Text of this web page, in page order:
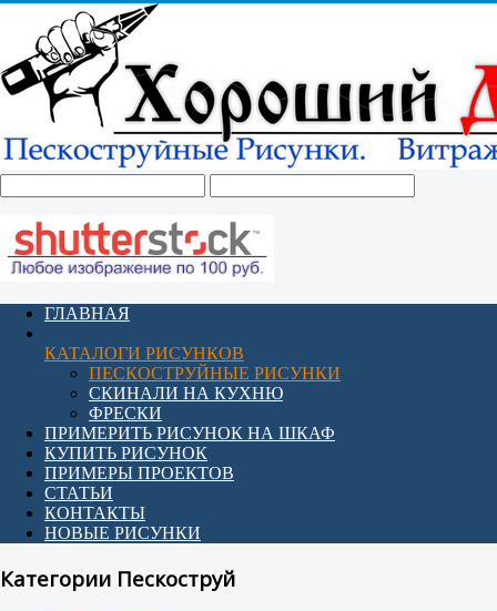
ГЛАВНАЯ
КАТАЛОГИ РИСУНКОВ
ПЕСКОСТРУЙНЫЕ РИСУНКИ
СКИНАЛИ НА КУХНЮ
ФРЕСКИ
ПРИМЕРИТЬ РИСУНОК НА ШКАФ
КУПИТЬ РИСУНОК
ПРИМЕРЫ ПРОЕКТОВ
СТАТЬИ
КОНТАКТЫ
НОВЫЕ РИСУНКИ
Категории Пескоструй